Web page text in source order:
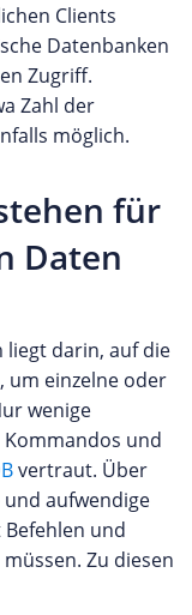
Clients
Datenbanken
Zugriff.
Zahl der
möglich.
für
Daten
liegt darin, auf die
um einzelne oder
wenige
und
vertraut. Über
aufwendige
und
Zu diesen